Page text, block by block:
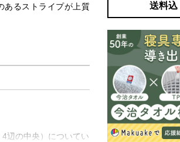
あるストライプが上質
辺の中央）についてい
送料込